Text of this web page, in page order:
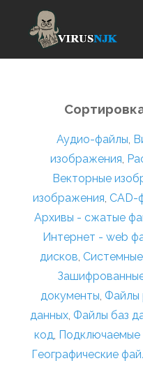
Аудио-файлы,
изображения,
Векторные
изображения, CAD-
Архивы - сжатые
Интернет - web
дисков,
документы, Файлы
данных, Файлы баз
код, Подключаемые
Географические